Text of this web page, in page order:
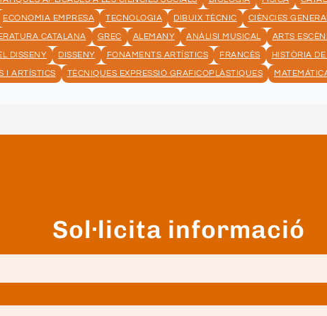
ECONOMIA EMPRESA TECNOLOGIA DIBUIX TÈCNIC CIÈNCIES
CATALANA GREC ALEMANY ANÀLISI MUSICAL
ARTS
DISSENY
DISSENY FONAMENTS ARTÍSTICS FRANCÈS HISTÒRIA
I ARTÍSTICS TÈCNIQUES EXPRESSIÓ GRAFICOPLÀSTIQUES
Sol·licita informació